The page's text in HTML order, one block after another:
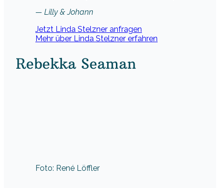
— Lilly & Johann
Jetzt Linda Stelzner anfragen
Mehr über Linda Stelzner erfahren
Rebekka Seaman
Foto: René Löffler